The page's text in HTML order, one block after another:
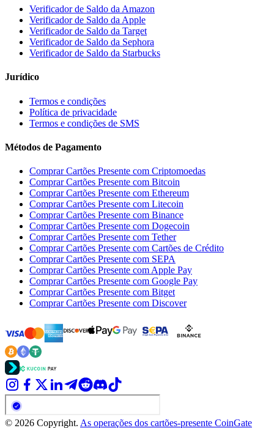
Verificador de Saldo da Amazon
Verificador de Saldo da Apple
Verificador de Saldo da Target
Verificador de Saldo da Sephora
Verificador de Saldo da Starbucks
Jurídico
Termos e condições
Política de privacidade
Termos e condições de SMS
Métodos de Pagamento
Comprar Cartões Presente com Criptomoedas
Comprar Cartões Presente com Bitcoin
Comprar Cartões Presente com Ethereum
Comprar Cartões Presente com Litecoin
Comprar Cartões Presente com Binance
Comprar Cartões Presente com Dogecoin
Comprar Cartões Presente com Tether
Comprar Cartões Presente com Cartões de Crédito
Comprar Cartões Presente com SEPA
Comprar Cartões Presente com Apple Pay
Comprar Cartões Presente com Google Pay
Comprar Cartões Presente com Bitget
Comprar Cartões Presente com Discover
© 2026 Copyright. As operações dos cartões-presente CoinGate